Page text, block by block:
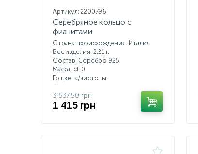
Артикул: 2200796
Серебряное кольцо с
фианитами
Страна происхождения: Италия
Вес изделия: 2,21 г.
Состав: Серебро 925
Масса, ct: 0
Гр.цвета/чистоты:
3 537.50 грн
1 415 грн